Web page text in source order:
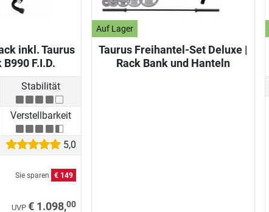
inkl. Taurus
F.I.D.
Stabilität
Verstellbarkeit
5,0
Sie sparen € 149
UVP € 1.098,00
Auf Lager
Taurus Freihantel-Set Deluxe |
Rack Bank und Hanteln